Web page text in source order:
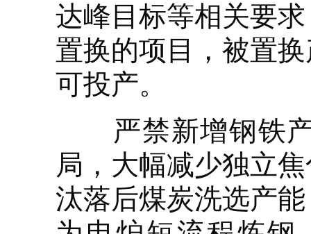
达峰目标等相关要
置换的项目，被置
可投产。
严禁新增钢铁产
局，大幅减少独立
汰落后煤炭洗选产